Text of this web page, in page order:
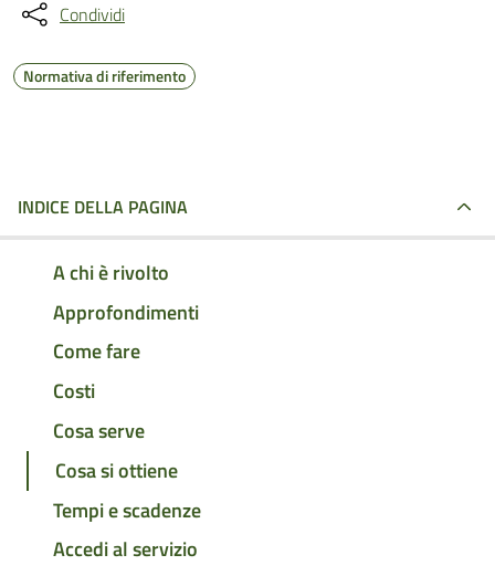
Condividi
Normativa di riferimento
INDICE DELLA PAGINA
A chi è rivolto
Approfondimenti
Come fare
Costi
Cosa serve
Cosa si ottiene
Tempi e scadenze
Accedi al servizio